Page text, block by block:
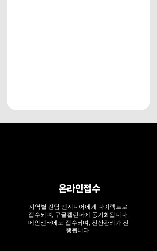
온라인접수
지역별 전담 엔지니어에게 다이렉트로
접수되며, 구글캘린더에 동기화됩니다.
​메인센터에도 접수되며, 전산관리가 진
행됩니다.